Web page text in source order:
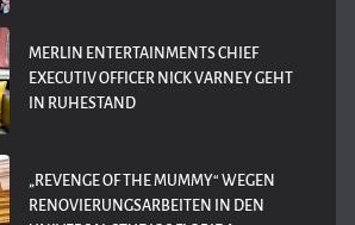
MERLIN ENTERTAINMENTS CHIEF
EXECUTIV OFFICER NICK VARNEY GEHT
IN RUHESTAND
„REVENGE OF THE MUMMY“ WEGEN
RENOVIERUNGSARBEITEN IN DEN